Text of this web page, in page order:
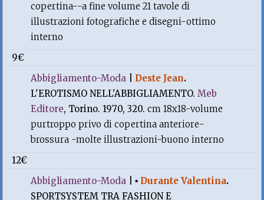
copertina--a fine volume 21 tavole di
illustrazioni fotografiche e disegni-ottimo
interno
9€
Abbigliamento-Moda
Deste Jean.
L'EROTISMO NELL'ABBIGLIAMENTO.Meb
Editore, Torino. 1970, 320.cm 18x18-volume
purtroppo privo di copertina anteriore-
brossura -molte illustrazioni-buono interno
12€
Abbigliamento-Moda |▪ Durante Valentina.
SPORTSYSTEM TRA FASHION E